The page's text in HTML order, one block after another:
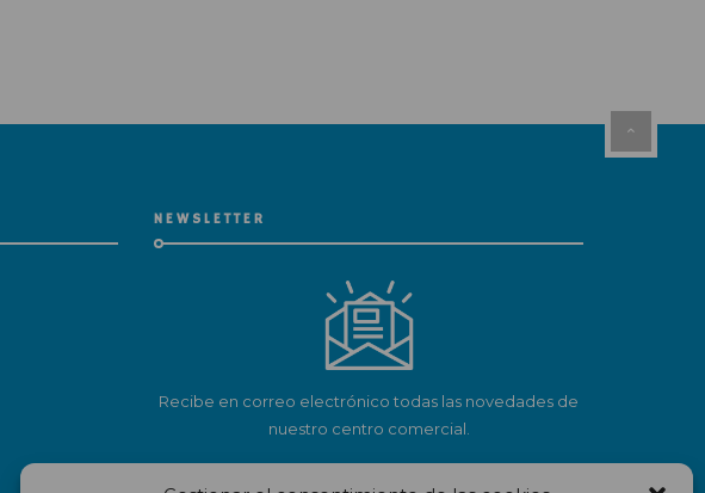
NEWSLETTER
Recibe en correo electrónico todas las novedades de
nuestro centro comercial.